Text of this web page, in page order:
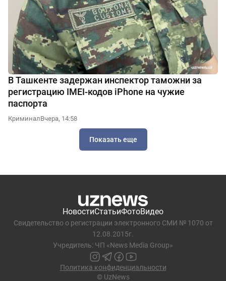
В Ташкенте задержан инспектор таможни за
регистрацию IMEI-кодов iPhone на чужие
паспорта
КриминалВчера, 14:58
Показать еще
НовостиСтатьиФотоВидео
Свидетельство о регистрации электронного СМИ № 1070 от
12.08.2015г.
Учредитель: ЧП «News Media Group»
Политика конфиденциальности
© UzNews